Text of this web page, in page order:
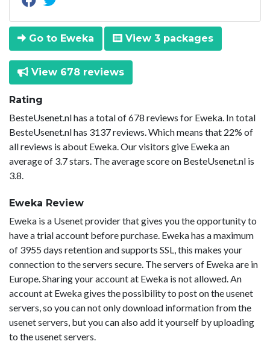
Go to Eweka View 3 packages
View 678 reviews
Rating
BesteUsenet.nl has a total of 678 reviews for Eweka. In total
BesteUsenet.nl has 3137 reviews. Which means that 22% of
all reviews is about Eweka. Our visitors give Eweka an
average of 3.7 stars. The average score on BesteUsenet.nl is
3.8.
Eweka Review
Eweka is a Usenet provider that gives you the opportunity to
have a trial account before purchase. Eweka has a maximum
of 3955 days retention and supports SSL, this makes your
connection to the servers secure. The servers of Eweka are in
Europe. Sharing your account at Eweka is not allowed. An
account at Eweka gives the possibility to post on the usenet
servers, so you can not only download information from the
usenet servers, but you can also add it yourself by uploading
to the usenet servers.